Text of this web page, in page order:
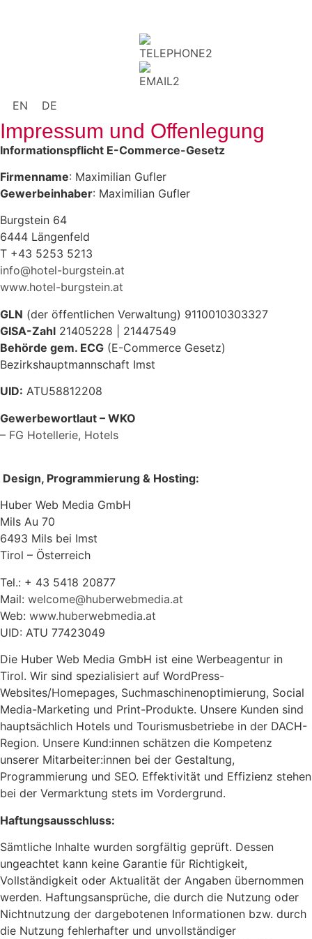
EN DE
Impressum und Offenlegung
Informationspflicht E-Commerce-Gesetz
Firmenname: Maximilian Gufler
Gewerbeinhaber: Maximilian Gufler
Burgstein 64
6444 Längenfeld
T +43 5253 5213
info@hotel-burgstein.at
www.hotel-burgstein.at
GLN (der öffentlichen Verwaltung) 9110010303327
GISA-Zahl 21405228 | 21447549
Behörde gem. ECG (E-Commerce Gesetz)
Bezirkshauptmannschaft Imst
UID: ATU58812208
Gewerbewortlaut – WKO
– FG Hotellerie, Hotels
Design, Programmierung & Hosting:
Huber Web Media GmbH
Mils Au 70
6493 Mils bei Imst
Tirol – Österreich
Tel.: + 43 5418 20877
Mail: welcome@huberwebmedia.at
Web: www.huberwebmedia.at
UID: ATU 77423049
Die Huber Web Media GmbH ist eine Werbeagentur in
Tirol. Wir sind spezialisiert auf WordPress-
Websites/Homepages, Suchmaschinenoptimierung, Social
Media-Marketing und Print-Produkte. Unsere Kunden sind
hauptsächlich Hotels und Tourismusbetriebe in der DACH-
Region. Unsere Kund:innen schätzen die Kompetenz
unserer Mitarbeiter:innen bei der Gestaltung,
Programmierung und SEO. Effektivität und Effizienz stehen
bei der Vermarktung stets im Vordergrund.
Haftungsausschluss:
Sämtliche Inhalte wurden sorgfältig geprüft. Dessen
ungeachtet kann keine Garantie für Richtigkeit,
Vollständigkeit oder Aktualität der Angaben übernommen
werden. Haftungsansprüche, die durch die Nutzung oder
Nichtnutzung der dargebotenen Informationen bzw. durch
die Nutzung fehlerhafter und unvollständiger